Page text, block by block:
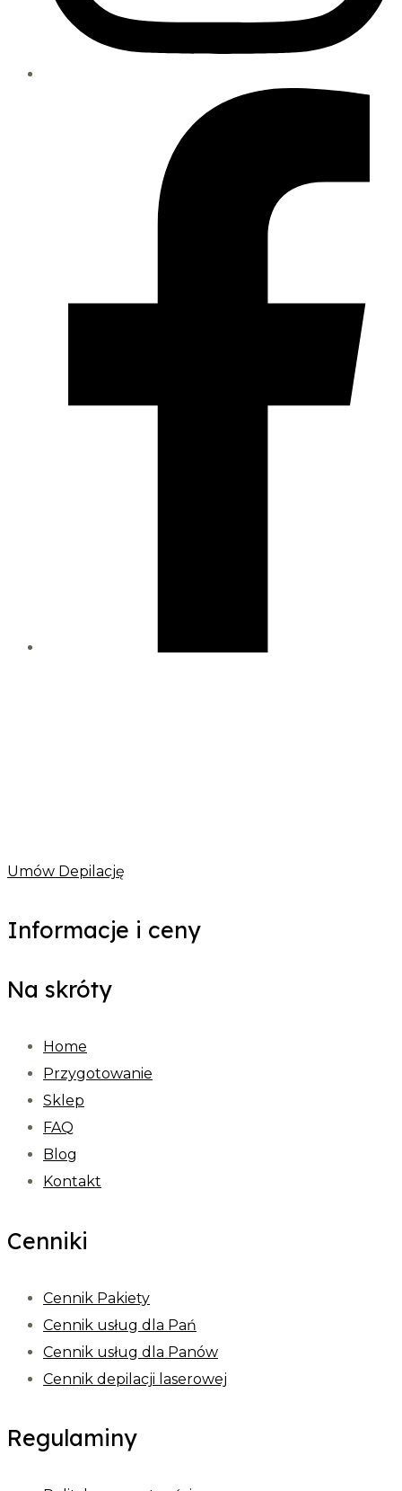
Umów Depilację
Informacje i ceny
Na skróty
Home
Przygotowanie
Sklep
FAQ
Blog
Kontakt
Cenniki
Cennik Pakiety
Cennik usług dla Pań
Cennik usług dla Panów
Cennik depilacji laserowej
Regulaminy